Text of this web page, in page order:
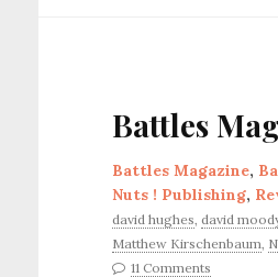
Battles
Battles Magazine,
Nuts ! Publishing,
david hughes, david
Matthew Kirschenbaum,
11 Comments